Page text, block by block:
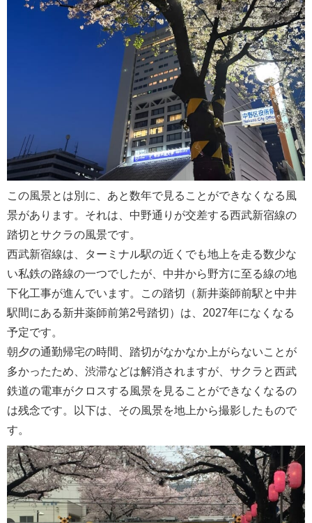
この風景とは別に、あと数年で見ることができなくなる風
景があります。それは、中野通りが交差する西武新宿線の
踏切とサクラの風景です。
西武新宿線は、ターミナル駅の近くでも地上を走る数少な
い私鉄の路線の一つでしたが、中井から野方に至る線の地
下化工事が進んでいます。この踏切（新井薬師前駅と中井
駅間にある新井薬師前第2号踏切）は、2027年になくなる
予定です。
朝夕の通勤帰宅の時間、踏切がなかなか上がらないことが
多かったため、渋滞などは解消されますが、サクラと西武
鉄道の電車がクロスする風景を見ることができなくなるの
は残念です。以下は、その風景を地上から撮影したもので
す。